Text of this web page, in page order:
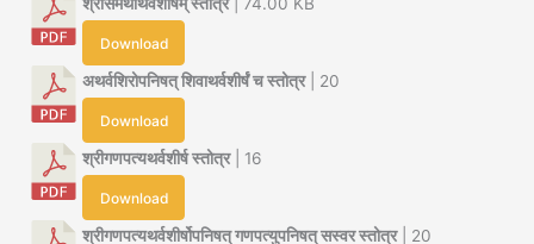
श्रीसमर्थाथर्वशीर्षम् स्तोत्र| 74.00 KB
Download
अथर्वशिरोपनिषत् शिवाथर्वशीर्षं च स्तोत्र| 20
Download
श्रीगणपत्यथर्वशीर्ष स्तोत्र| 16
Download
श्रीगणपत्यथर्वशीर्षोपनिषत् गणपत्युपनिषत् सस्वर स्तोत्र| 20